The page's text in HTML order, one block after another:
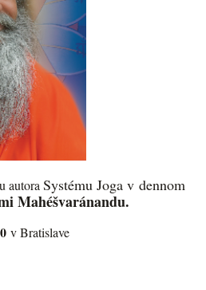
autora Systému Joga v dennom
Mahéšvaránandu.
v Bratislave